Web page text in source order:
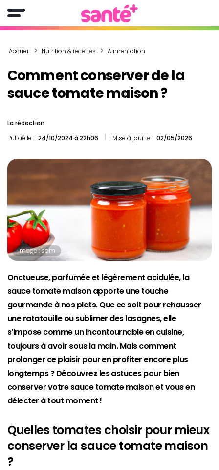
Accueil Nutrition & recettes Alimentation
Comment conserver de la
sauce tomate maison ?
La rédaction
Publié le : 24/10/2024 à 22h06 Mise à jour le : 02/05/2026
Image : spm
Onctueuse, parfumée et légèrement acidulée, la
sauce tomate maison apporte une touche
gourmande à nos plats. Que ce soit pour rehausser
une ratatouille ou sublimer des lasagnes, elle
s’impose comme un incontournable en cuisine,
toujours à avoir sous la main. Mais comment
prolonger ce plaisir pour en profiter encore plus
longtemps ? Découvrez les astuces pour bien
conserver votre sauce tomate maison et vous en
délecter à tout moment !
Quelles tomates choisir pour mieux
conserver la sauce tomate maison
?